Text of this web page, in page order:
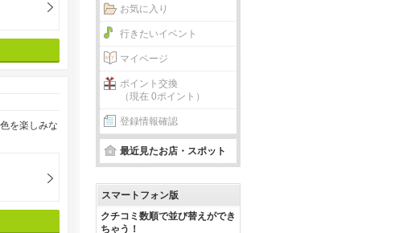
を楽しみな
お気に入り
行きたいイベント
マイページ
ポイント交換
（現在 0ポイント）
登録情報確認
最近見たお店・スポット
スマートフォン版
クチコミ数順で並び替えができ
ちゃう！